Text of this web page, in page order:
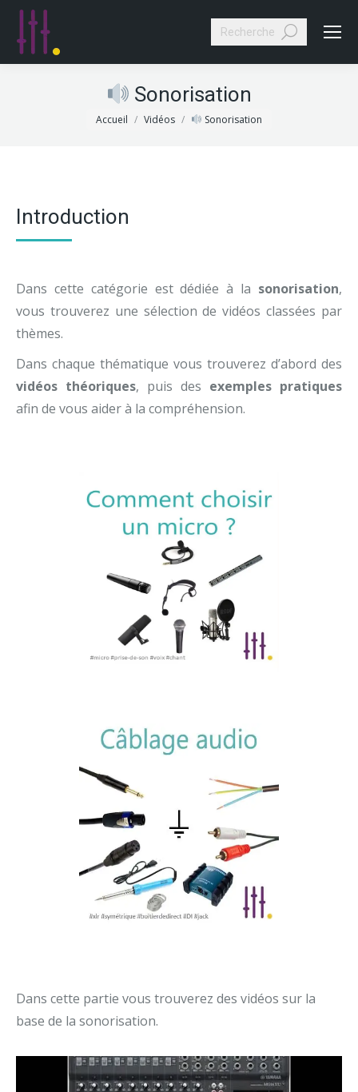
Search:
Sonorisation
Vous êtes ici :
Accueil Vidéos Sonorisation
Introduction
Dans cette catégorie est dédiée à la sonorisation,
vous trouverez une sélection de vidéos classées par
thèmes.
Dans chaque thématique vous trouverez d’abord des
vidéos théoriques, puis des exemples pratiques
afin de vous aider à la compréhension.
Câblage audio
Dans cette partie vous trouverez des vidéos sur la
base de la sonorisation.